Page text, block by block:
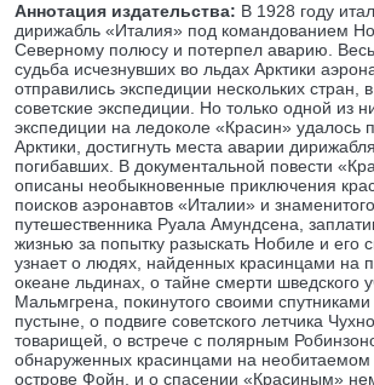
Аннотация издательства: В 1928 году
дирижабль «Италия» под командованием
Северному полюсу и потерпел аварию.
судьба исчезнувших во льдах Арктики
отправились экспедиции нескольких стран,
советские экспедиции. Но только одной из
экспедиции на ледоколе «Красин» удалось
Арктики, достигнуть места аварии
погибавших. В документальной повести
описаны необыкновенные приключения
поисков аэронавтов «Италии» и
путешественника Руала Амундсена,
жизнью за попытку разыскать Нобиле и его
узнает о людях, найденных красинцами на
океане льдинах, о тайне смерти шведского
Мальмгрена, покинутого своими
пустыне, о подвиге советского летчика
товарищей, о встрече с полярным
обнаруженных красинцами на необитаемом
острове Фойн, и о спасении «Красиным»